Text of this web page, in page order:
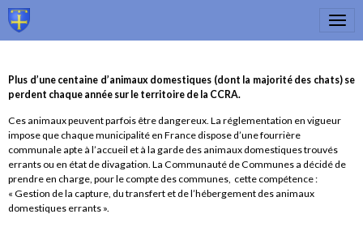
Plus d’une centaine d’animaux domestiques (dont la majorité des chats) se
perdent chaque année sur le territoire de la CCRA.
Ces animaux peuvent parfois être dangereux. La réglementation en vigueur
impose que chaque municipalité en France dispose d’une fourrière
communale apte à l’accueil et à la garde des animaux domestiques trouvés
errants ou en état de divagation. La Communauté de Communes a décidé de
prendre en charge, pour le compte des communes, cette compétence :
« Gestion de la capture, du transfert et de l’hébergement des animaux
domestiques errants ».